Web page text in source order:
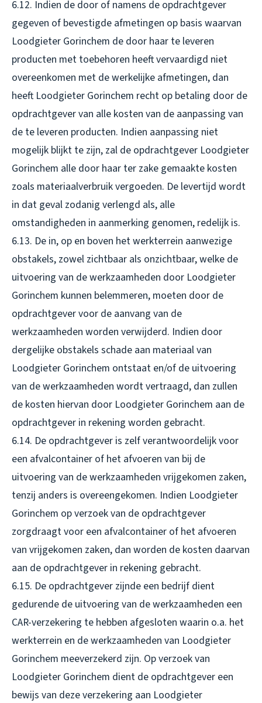
6.12. Indien de door of namens de opdrachtgever
gegeven of bevestigde afmetingen op basis waarvan
Loodgieter Gorinchem de door haar te leveren
producten met toebehoren heeft vervaardigd niet
overeenkomen met de werkelijke afmetingen, dan
heeft Loodgieter Gorinchem recht op betaling door de
opdrachtgever van alle kosten van de aanpassing van
de te leveren producten. Indien aanpassing niet
mogelijk blijkt te zijn, zal de opdrachtgever Loodgieter
Gorinchem alle door haar ter zake gemaakte kosten
zoals materiaalverbruik vergoeden. De levertijd wordt
in dat geval zodanig verlengd als, alle
omstandigheden in aanmerking genomen, redelijk is.
6.13. De in, op en boven het werkterrein aanwezige
obstakels, zowel zichtbaar als onzichtbaar, welke de
uitvoering van de werkzaamheden door Loodgieter
Gorinchem kunnen belemmeren, moeten door de
opdrachtgever voor de aanvang van de
werkzaamheden worden verwijderd. Indien door
dergelijke obstakels schade aan materiaal van
Loodgieter Gorinchem ontstaat en/of de uitvoering
van de werkzaamheden wordt vertraagd, dan zullen
de kosten hiervan door Loodgieter Gorinchem aan de
opdrachtgever in rekening worden gebracht.
6.14. De opdrachtgever is zelf verantwoordelijk voor
een afvalcontainer of het afvoeren van bij de
uitvoering van de werkzaamheden vrijgekomen zaken,
tenzij anders is overeengekomen. Indien Loodgieter
Gorinchem op verzoek van de opdrachtgever
zorgdraagt voor een afvalcontainer of het afvoeren
van vrijgekomen zaken, dan worden de kosten daarvan
aan de opdrachtgever in rekening gebracht.
6.15. De opdrachtgever zijnde een bedrijf dient
gedurende de uitvoering van de werkzaamheden een
CAR-verzekering te hebben afgesloten waarin o.a. het
werkterrein en de werkzaamheden van Loodgieter
Gorinchem meeverzekerd zijn. Op verzoek van
Loodgieter Gorinchem dient de opdrachtgever een
bewijs van deze verzekering aan Loodgieter